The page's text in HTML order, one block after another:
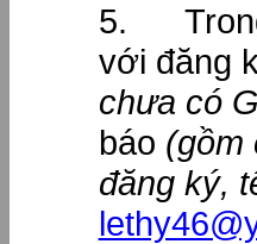
5. Trong
với đăng
chưa có
báo (gồm
đăng ký,